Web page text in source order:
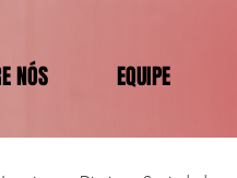
NÓS EQUIPE